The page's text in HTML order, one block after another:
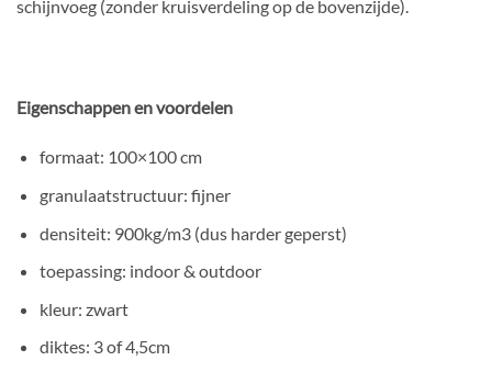
schijnvoeg (zonder kruisverdeling op de bovenzijde).
Eigenschappen en voordelen
formaat: 100×100 cm
granulaatstructuur: fijner
densiteit: 900kg/m3 (dus harder geperst)
toepassing: indoor & outdoor
kleur: zwart
diktes: 3 of 4,5cm